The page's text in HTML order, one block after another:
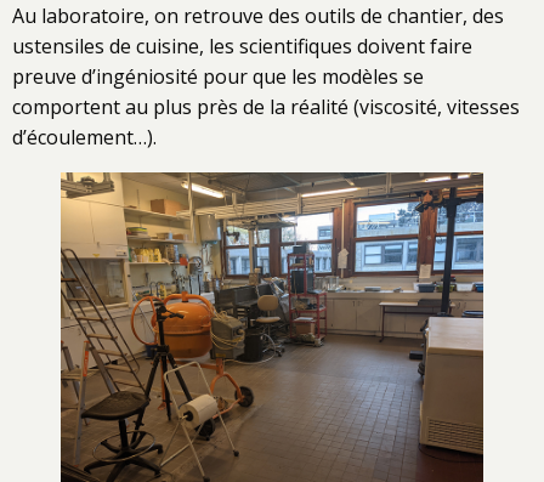
Au laboratoire, on retrouve des outils de chantier, des
ustensiles de cuisine, les scientifiques doivent faire
preuve d’ingéniosité pour que les modèles se
comportent au plus près de la réalité (viscosité, vitesses
d’écoulement…).